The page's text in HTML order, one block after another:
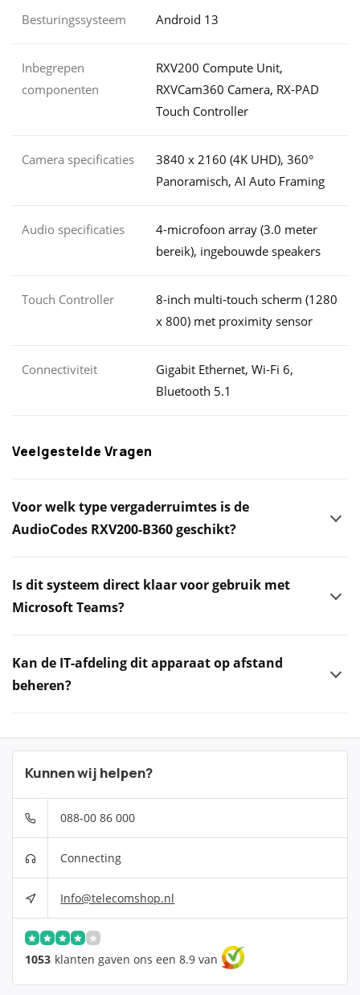
Besturingssysteem Android 13
Inbegrepen
componenten
RXV200 Compute Unit,
RXVCam360 Camera, RX-PAD
Touch Controller
Camera specificaties
3840 x 2160 (4K UHD), 360°
Panoramisch, AI Auto Framing
Audio specificaties
4-microfoon array (3.0 meter
bereik), ingebouwde speakers
Touch Controller
8-inch multi-touch scherm (1280
x 800) met proximity sensor
Connectiviteit
Gigabit Ethernet, Wi-Fi 6,
Bluetooth 5.1
Veelgestelde Vragen
Voor welk type vergaderruimtes is de
AudioCodes RXV200-B360 geschikt?
Is dit systeem direct klaar voor gebruik met
Microsoft Teams?
Kan de IT-afdeling dit apparaat op afstand
beheren?
Kunnen wij helpen?
088-00 86 000
Connecting
Info@telecomshop.nl
1053 klanten gaven ons een 8.9 van